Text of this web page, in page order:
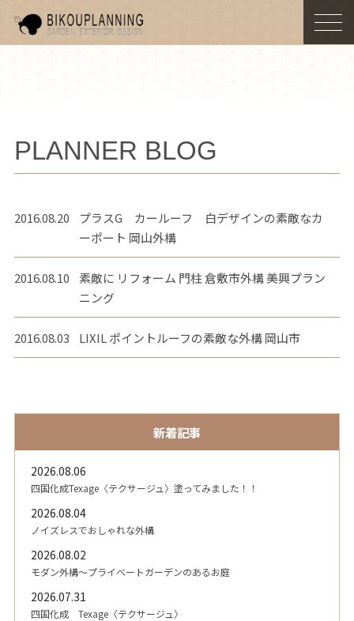
PLANNER BLOG
2016.08.20
プラスG カールーフ 白デザインの素敵なカ
ーポート 岡山外構
2016.08.10
素敵に リフォーム 門柱 倉敷市外構 美興プラン
ニング
2016.08.03 LIXIL ポイントルーフの素敵な外構 岡山市
新着記事
2026.08.06
四国化成Texage〈テクサージュ〉塗ってみました！！
2026.08.04
ノイズレスでおしゃれな外構
2026.08.02
モダン外構～プライベートガーデンのあるお庭
2026.07.31
四国化成 Texage〈テクサージュ〉